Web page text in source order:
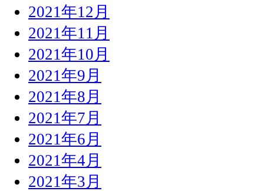
2021年12月
2021年11月
2021年10月
2021年9月
2021年8月
2021年7月
2021年6月
2021年4月
2021年3月